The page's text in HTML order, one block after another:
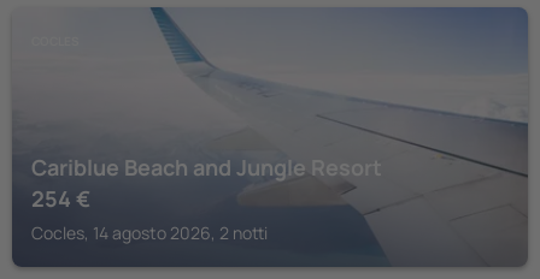
Cariblue Beach and Jungle Resort
254 €
Cocles, 14 agosto 2026, 2 notti